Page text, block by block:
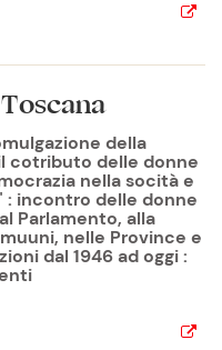
della
cotributo delle donne
nella socità e
: incontro delle donne
Parlamento, alla
nelle Province e
dal 1946 ad oggi :